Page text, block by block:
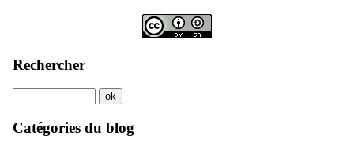
Rechercher
Catégories du blog